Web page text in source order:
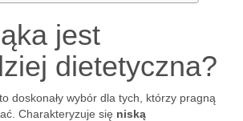
jest
dietetyczna?
to doskonały wybór dla tych, którzy pragną
Charakteryzuje się niską